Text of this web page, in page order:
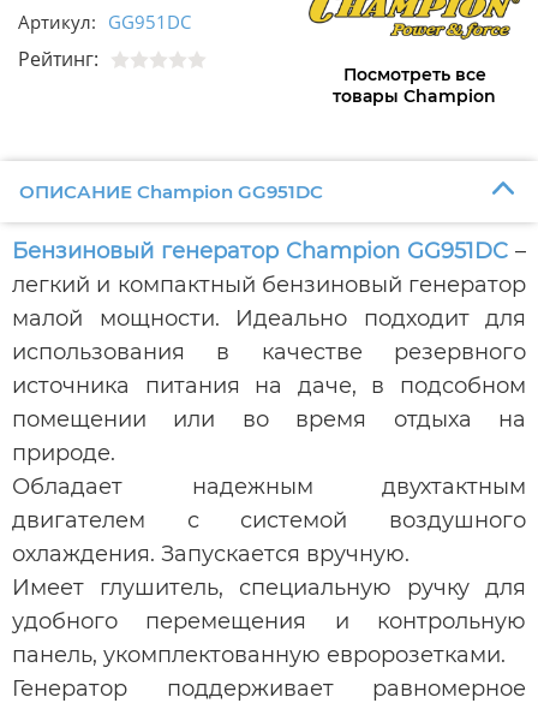
Артикул: GG951DC
Рейтинг:
Посмотреть все
товары Champion
ОПИСАНИЕ Champion GG951DC
Бензиновый генератор Champion GG951DC –
легкий и компактный бензиновый генератор
малой мощности. Идеально подходит для
использования в качестве резервного
источника питания на даче, в подсобном
помещении или во время отдыха на
природе.
Обладает надежным двухтактным
двигателем с системой воздушного
охлаждения. Запускается вручную.
Имеет глушитель, специальную ручку для
удобного перемещения и контрольную
панель, укомплектованную евророзетками.
Генератор поддерживает равномерное